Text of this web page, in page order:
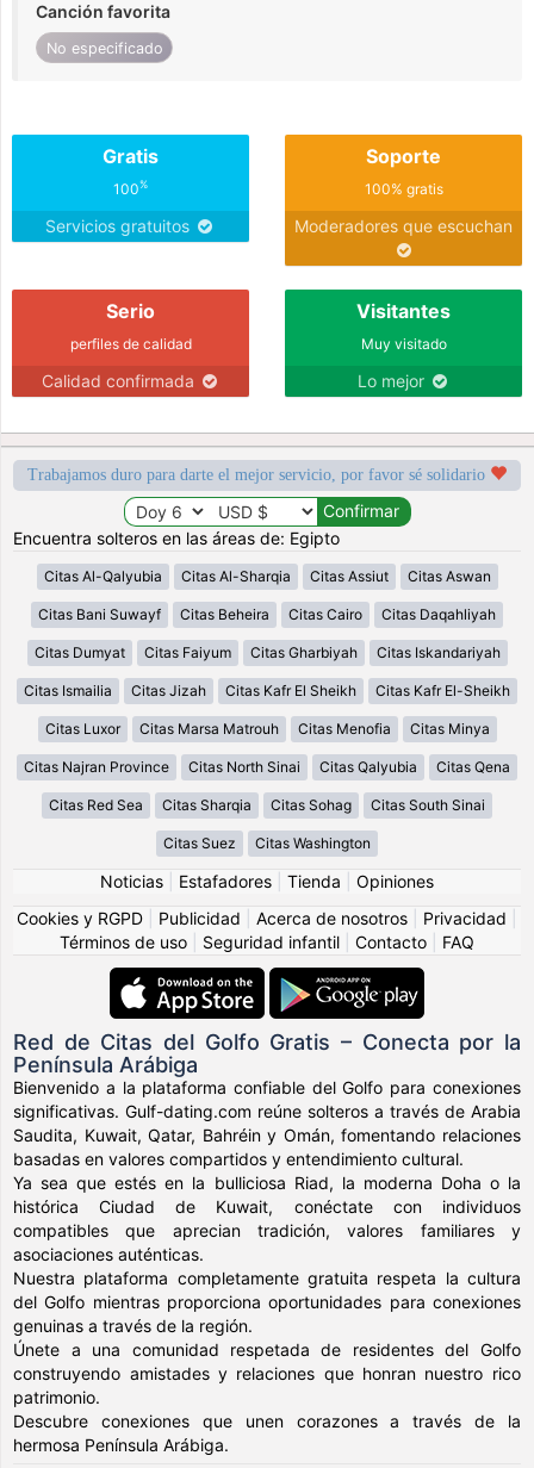
Canción favorita
No especificado
Gratis
100%
Servicios gratuitos
Soporte
100% gratis
Moderadores que escuchan
Serio
perfiles de calidad
Calidad confirmada
Visitantes
Muy visitado
Lo mejor
Trabajamos duro para darte el mejor servicio, por favor sé solidario
Encuentra solteros en las áreas de: Egipto
Citas Al-Qalyubia Citas Al-Sharqia Citas Assiut Citas Aswan
Citas Bani Suwayf Citas Beheira Citas Cairo Citas Daqahliyah
Citas Dumyat Citas Faiyum Citas Gharbiyah Citas Iskandariyah
Citas Ismailia Citas Jizah Citas Kafr El Sheikh Citas Kafr El-Sheikh
Citas Luxor Citas Marsa Matrouh Citas Menofia Citas Minya
Citas Najran Province Citas North Sinai Citas Qalyubia Citas Qena
Citas Red Sea Citas Sharqia Citas Sohag Citas South Sinai
Citas Suez Citas Washington
Noticias Estafadores Tienda
Opiniones
Cookies y RGPD
Publicidad Acerca de nosotros Privacidad
Términos de uso
Seguridad infantil Contacto FAQ
Red de Citas del Golfo Gratis – Conecta por la
Península Arábiga
Bienvenido a la plataforma confiable del Golfo para conexiones
significativas. Gulf-dating.com reúne solteros a través de Arabia
Saudita, Kuwait, Qatar, Bahréin y Omán, fomentando relaciones
basadas en valores compartidos y entendimiento cultural.
Ya sea que estés en la bulliciosa Riad, la moderna Doha o la
histórica Ciudad de Kuwait, conéctate con individuos
compatibles que aprecian tradición, valores familiares y
asociaciones auténticas.
Nuestra plataforma completamente gratuita respeta la cultura
del Golfo mientras proporciona oportunidades para conexiones
genuinas a través de la región.
Únete a una comunidad respetada de residentes del Golfo
construyendo amistades y relaciones que honran nuestro rico
patrimonio.
Descubre conexiones que unen corazones a través de la
hermosa Península Arábiga.